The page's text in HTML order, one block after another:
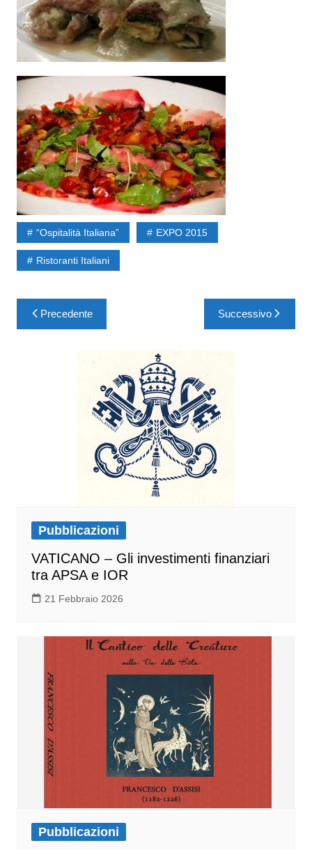
“Ospitalità Italiana” EXPO 2015
Ristoranti Italiani
Precedente Successivo
Pubblicazioni
VATICANO – Gli investimenti finanziari
tra APSA e IOR
21 Febbraio 2026
Pubblicazioni